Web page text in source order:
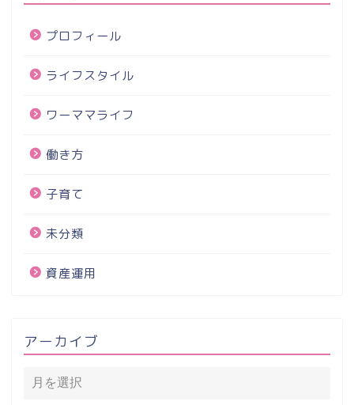
プロフィール
ライフスタイル
ワーママライフ
働き方
子育て
未分類
資産運用
アーカイブ